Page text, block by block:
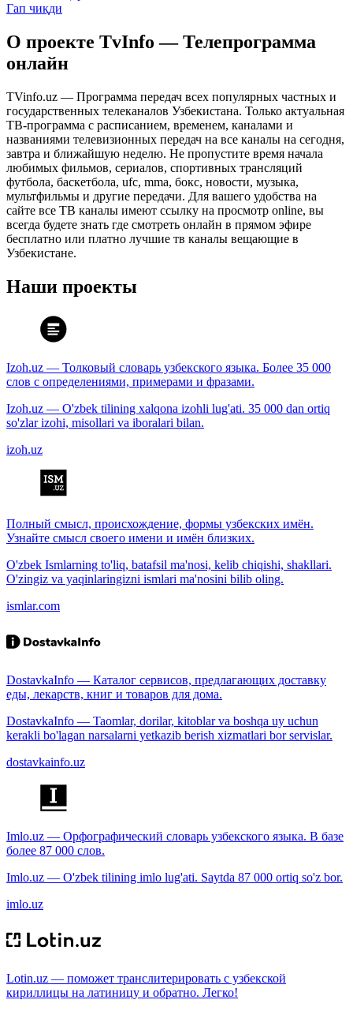
Гап чиқди
О проекте TvInfo — Телепрограмма
онлайн
TVinfo.uz — Программа передач всех популярных частных и
государственных телеканалов Узбекистана. Только актуальная
ТВ-программа с расписанием, временем, каналами и
названиями телевизионных передач на все каналы на сегодня,
завтра и ближайшую неделю. Не пропустите время начала
любимых фильмов, сериалов, спортивных трансляций
футбола, баскетбола, ufc, mma, бокс, новости, музыка,
мультфильмы и другие передачи. Для вашего удобства на
сайте все ТВ каналы имеют ссылку на просмотр online, вы
всегда будете знать где смотреть онлайн в прямом эфире
бесплатно или платно лучшие тв каналы вещающие в
Узбекистане.
Наши проекты
Izoh.uz — Толковый словарь узбекского языка. Более 35 000
слов с определениями, примерами и фразами.
Izoh.uz — O'zbek tilining xalqona izohli lug'ati. 35 000 dan ortiq
so'zlar izohi, misollari va iboralari bilan.
izoh.uz
Полный смысл, происхождение, формы узбекских имён.
Узнайте смысл своего имени и имён близких.
O'zbek Ismlarning to'liq, batafsil ma'nosi, kelib chiqishi, shakllari.
O'zingiz va yaqinlaringizni ismlari ma'nosini bilib oling.
ismlar.com
DostavkaInfo — Каталог сервисов, предлагающих доставку
еды, лекарств, книг и товаров для дома.
DostavkaInfo — Taomlar, dorilar, kitoblar va boshqa uy uchun
kerakli bo'lagan narsalarni yetkazib berish xizmatlari bor servislar.
dostavkainfo.uz
Imlo.uz — Орфографический словарь узбекского языка. В базе
более 87 000 слов.
Imlo.uz — O'zbek tilining imlo lug'ati. Saytda 87 000 ortiq so'z bor.
imlo.uz
Lotin.uz — поможет транслитерировать с узбекской
кириллицы на латиницу и обратно. Легко!